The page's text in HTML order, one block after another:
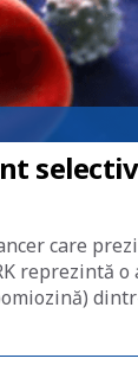
care
reprezintă